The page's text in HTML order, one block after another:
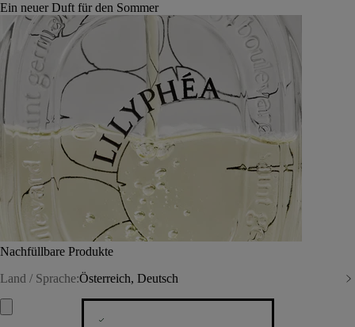
Ein neuer Duft für den Sommer
Nachfüllbare Produkte
Land / Sprache:Österreich, Deutsch